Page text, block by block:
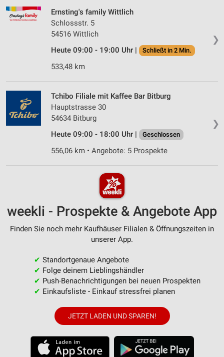
❯
Ernsting's family Wittlich
Schlossstr. 5
54516 Wittlich
Heute 09:00 - 19:00 Uhr |
Schließt in 2 Min.
533,48 km
❯
Tchibo Filiale mit Kaffee Bar Bitburg
Hauptstrasse 30
54634 Bitburg
Heute 09:00 - 18:00 Uhr |
Geschlossen
556,06 km • Angebote: 5 Prospekte
weekli - Prospekte & Angebote App
Finden Sie noch mehr Kaufhäuser Filialen & Öffnungszeiten in
unserer App.
✔ Standortgenaue Angebote
✔ Folge deinem Lieblingshändler
✔ Push-Benachrichtigungen bei neuen Prospekten
✔ Einkaufsliste - Einkauf stressfrei planen
JETZT LADEN UND SPAREN!